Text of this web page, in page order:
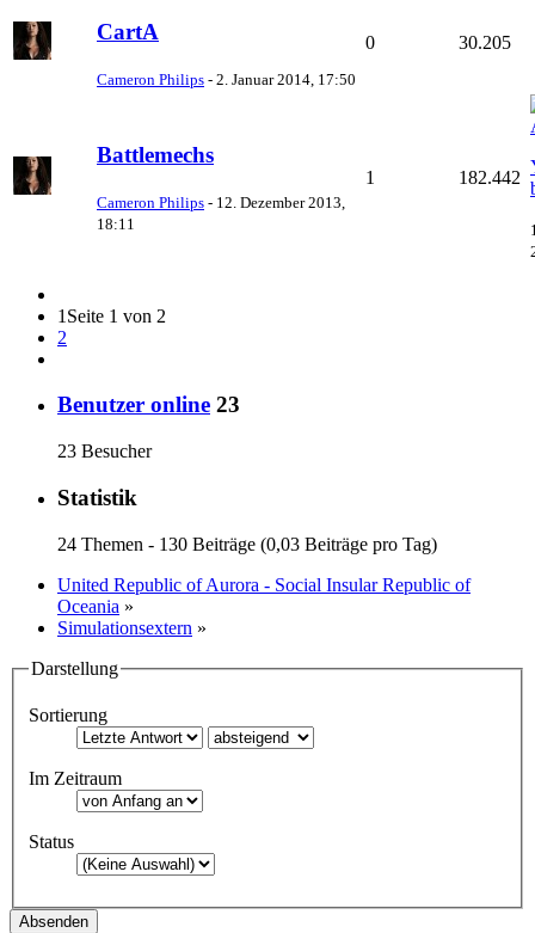
CartA
Cameron Philips - 2. Januar 2014, 17:50
0 30.205
Battlemechs
Cameron Philips - 12. Dezember 2013,
18:11
1 182.442
1 Seite 1 von 2
2
Benutzer online 23
23 Besucher
Statistik
24 Themen - 130 Beiträge (0,03 Beiträge pro Tag)
United Republic of Aurora - Social Insular Republic of
Oceania »
Simulationsextern »
Darstellung
Sortierung
Im Zeitraum
Status